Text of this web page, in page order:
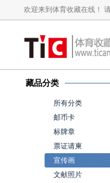
欢迎来到体育收藏在线！
藏品分类
所有分类
邮币卡
标牌章
票证请柬
宣传画
文献照片